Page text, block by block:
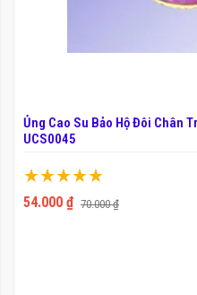
Ủng Cao Su Bảo Hộ Đôi Chân
UCS0045
Xếp hạng:
100%
54.000 ₫ 70.000 ₫